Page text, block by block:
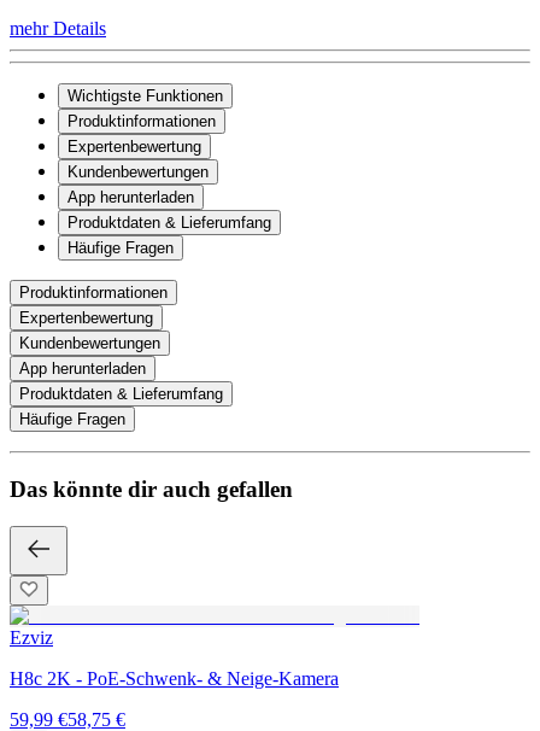
mehr Details
Wichtigste Funktionen
Produktinformationen
Expertenbewertung
Kundenbewertungen
App herunterladen
Produktdaten & Lieferumfang
Häufige Fragen
Produktinformationen
Expertenbewertung
Kundenbewertungen
App herunterladen
Produktdaten & Lieferumfang
Häufige Fragen
Das könnte dir auch gefallen
Ezviz
H8c 2K - PoE-Schwenk- & Neige-Kamera
59,99 €58,75 €